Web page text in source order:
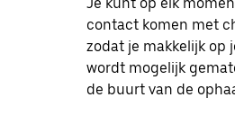
contact komen met
zodat je makkelijk op
wordt mogelijk
de buurt van de